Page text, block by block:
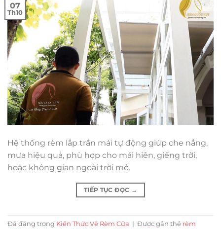
07
Th10
Hệ thống rèm lắp trần mái tự động giúp che nắng,
mưa hiệu quả, phù hợp cho mái hiên, giếng trời,
hoặc không gian ngoài trời mở.
TIẾP TỤC ĐỌC →
Đã đăng trong Kiến Thức Về Rèm Cửa | Được gắn thẻ rèm